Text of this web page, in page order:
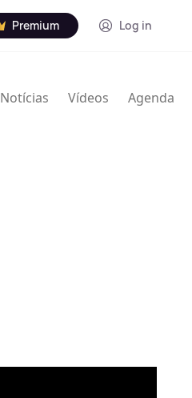
Premium Log in
Notícias Vídeos Agenda